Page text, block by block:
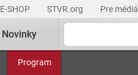
E-SHOP STVR.org Pre médiá
Program
Novinky